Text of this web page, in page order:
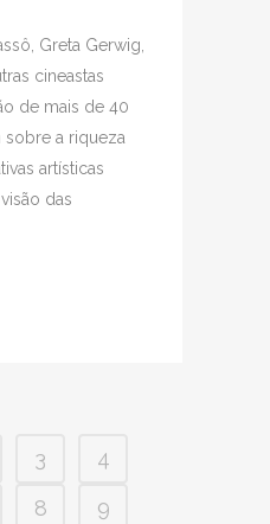
Greta Gerwig,
cineastas
de mais de 40
a riqueza
artísticas
das
3
4
8
9